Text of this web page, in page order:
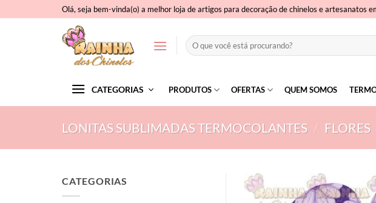
to
Olá, seja bem-vinda(o) a melhor loja de artigos para decoração de chinelos e artesanatos
Pesquisar
por:
CATEGORIAS PRODUTOS OFERTAS QUEM SOMOS
LONITAS SUBLIMADAS TERMOCOLANTES / FLORES
CATEGORIAS